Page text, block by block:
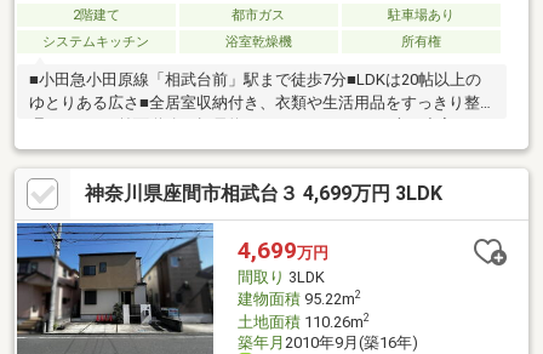
2階建て 都市ガス
駐車場あり
システムキッチン
浴室乾燥機 所有権
■小田急小田原線「相武台前」駅まで徒歩7分■LDKは20帖以上の
ゆとりある広さ■全居室収納付き、衣類や生活用品をすっきり整
理できます■前面道路は幅員約6mとゆとりがあり、車の出入りが
スムーズに行えます◆リフォーム内容◆【水廻り】キッチン(浄水
器・食洗機付き)、浴室(追焚き、換気乾燥機付き)、洗面室、トイ
レ【内装】フローリング(LDK・全洋室・廊下・玄関)、クッション
フロア(洗面室・トイレ)、クロス貼、建具【外装】外壁・屋根塗
装【その他】照明器具、ハウスクリーニング 他◆周辺環境◆・
業務スーパー相武台店まで徒歩3分・sanwa相武台店まで徒歩5
分・座間市立相武台東小学校まで徒歩5分
神奈川県座間市相武台３ 4,699万円 3LDK
4,699万円
間取り 3LDK
建物面積95.22m2
土地面積110.26m2
築年月 2010年9月(築16年)